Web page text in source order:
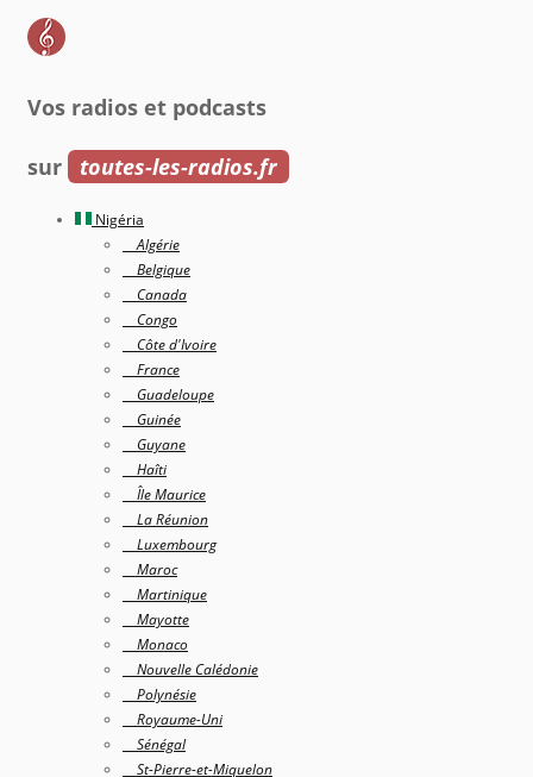
Vos radios et podcasts
sur toutes-les-radios.fr
Nigéria
Algérie
Belgique
Canada
Congo
Côte d'Ivoire
France
Guadeloupe
Guinée
Guyane
Haîti
Île Maurice
La Réunion
Luxembourg
Maroc
Martinique
Mayotte
Monaco
Nouvelle Calédonie
Polynésie
Royaume-Uni
Sénégal
St-Pierre-et-Miquelon